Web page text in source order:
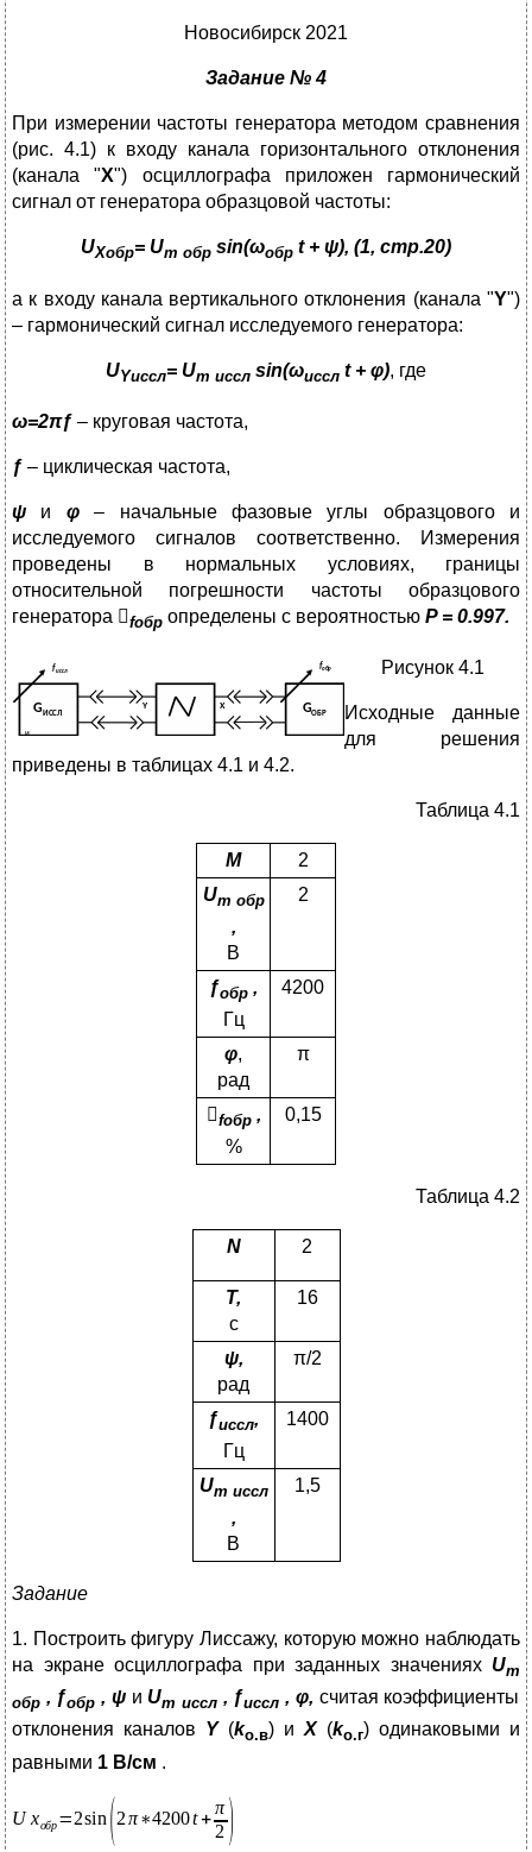
Новосибирск 2021
Задание № 4
При измерении частоты генератора методом сравнения
(рис. 4.1) к входу канала горизонтального отклонения
(канала "X") осциллографа приложен гармонический
сигнал от генератора образцовой частоты:
UXoбр= Um обр sin(ωобр t+ ψ), (1, стр.20)
а к входу канала вертикального отклонения (канала "Y")
– гармонический сигнал исследуемого генератора:
UYиссл= Um иссл sin(ωиссл t+ φ), где
ω=2πƒ – круговая частота,
ƒ – циклическая частота,
ψ и φ– начальные фазовые углы образцового и
исследуемого сигналов соответственно. Измерения
проведены в нормальных условиях, границы
относительной погрешности частоты образцового
генератора fобр определены с вероятностью P = 0.997.
Рисунок 4.1
Исходные данные
для решения
приведены в таблицах 4.1 и 4.2.
Таблица 4.1
M
2
Um обр
,
В
2
ƒобр ,
Гц
4200
φ,
рад
π
fобр,
%
0,15
Таблица 4.2
N 2
Т,
с
16
ψ,
рад
π/2
ƒиссл,
Гц
1400
Um иссл
,
В
1,5
Задание
1. Построить фигуру Лиссажу, которую можно наблюдать
на экране осциллографа при заданных значениях Um
обр , ƒобр, ψ и Um иссл , ƒиссл, φ, считая коэффициенты
отклонения каналов Y(ko.в) и X(ko.г) одинаковыми и
равными 1 В/см .